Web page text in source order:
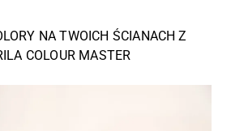
NA TWOICH ŚCIANACH Z
COLOUR MASTER